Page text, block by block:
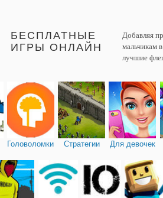
БЕСПЛАТНЫЕ
ИГРЫ ОНЛАЙН
Добавляя
мальчикам
лучшие
Головоломки Стратегии Для девочек